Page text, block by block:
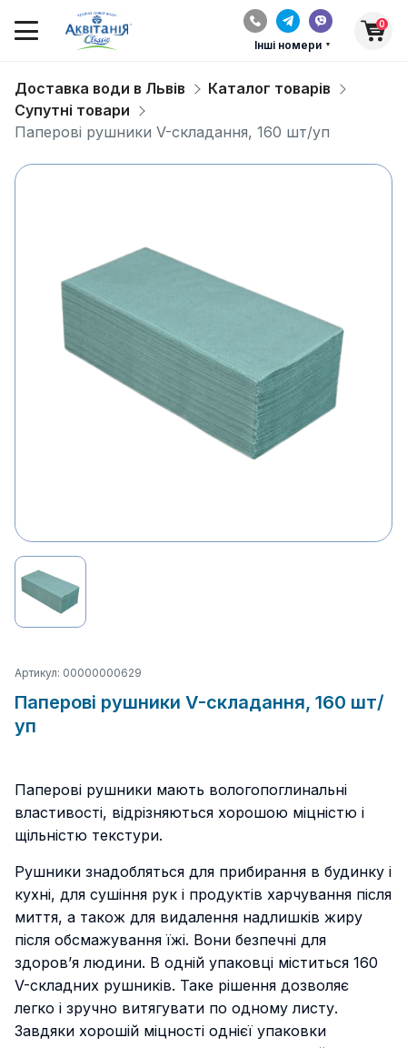
Інші номери
0
Доставка води в Львів
Каталог товарів
Супутні товари
Паперові рушники V-складання, 160 шт/уп
Артикул: 00000000629
Паперові рушники V-складання, 160 шт/
уп
Паперові рушники мають вологопоглинальні
властивості, відрізняються хорошою міцністю і
щільністю текстури.
Рушники знадобляться для прибирання в будинку і
кухні, для сушіння рук і продуктів харчування після
миття, а також для видалення надлишків жиру
після обсмажування їжі. Вони безпечні для
здоров’я людини. В одній упаковці міститься 160
V-складних рушників. Таке рішення дозволяє
легко і зручно витягувати по одному листу.
Завдяки хорошій міцності однієї упаковки